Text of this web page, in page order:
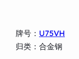
牌号： U75VH
归类：合金钢